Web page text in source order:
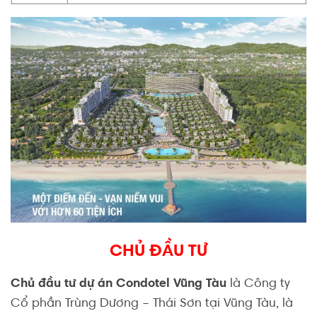
CHỦ ĐẦU TƯ
Chủ đầu tư dự án Condotel Vũng Tàu là Công ty
Cổ phần Trùng Dương – Thái Sơn tại Vũng Tàu, là